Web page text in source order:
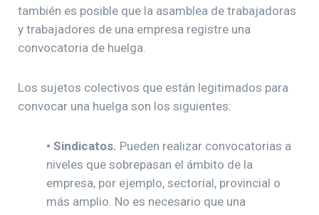
también es posible que la asamblea de trabajadoras
y trabajadores de una empresa registre una
convocatoria de huelga.
Los sujetos colectivos que están legitimados para
convocar una huelga son los siguientes:
• Sindicatos. Pueden realizar convocatorias a
niveles que sobrepasan el ámbito de la
empresa, por ejemplo, sectorial, provincial o
más amplio. No es necesario que una